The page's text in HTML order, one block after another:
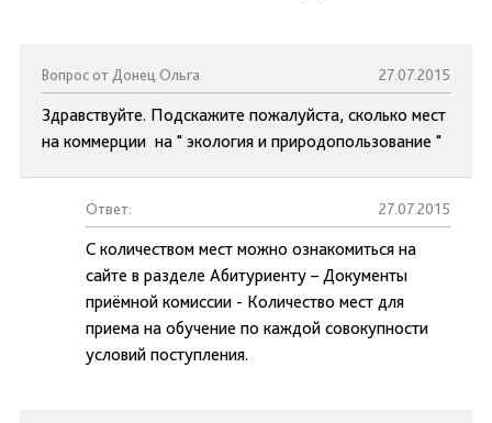
Вопрос от Донец Ольга 27.07.2015
Здравствуйте. Подскажите пожалуйста, сколько мест
на коммерции на " экология и природопользование "
Ответ: 27.07.2015
С количеством мест можно ознакомиться на
сайте в разделе Абитуриенту – Документы
приёмной комиссии - Количество мест для
приема на обучение по каждой совокупности
условий поступления.